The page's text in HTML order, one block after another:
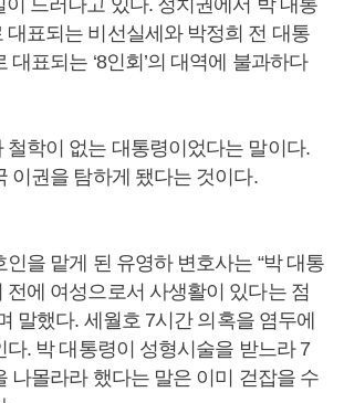
이 드러나고 있다. 정치권에서 박 대통
대표되는 비선실세와 박정희 전 대통
대표되는 ‘8인회’의 대역에 불과하다
철학이 없는 대통령이었다는 말이다.
이권을 탐하게 됐다는 것이다.
인을 맡게 된 유영하 변호사는 “박 대통
전에 여성으로서 사생활이 있다는 점
말했다. 세월호 7시간 의혹을 염두에
다. 박 대통령이 성형시술을 받느라 7
나몰라라 했다는 말은 이미 걷잡을 수